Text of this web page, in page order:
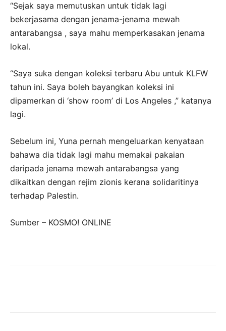
“Sejak saya memutuskan untuk tidak lagi
bekerjasama dengan jenama-jenama mewah
antarabangsa , saya mahu memperkasakan jenama
lokal.
“Saya suka dengan koleksi terbaru Abu untuk KLFW
tahun ini. Saya boleh bayangkan koleksi ini
dipamerkan di ‘show room’ di Los Angeles ,” katanya
lagi.
Sebelum ini, Yuna pernah mengeluarkan kenyataan
bahawa dia tidak lagi mahu memakai pakaian
daripada jenama mewah antarabangsa yang
dikaitkan dengan rejim zionis kerana solidaritinya
terhadap Palestin.
Sumber – KOSMO! ONLINE